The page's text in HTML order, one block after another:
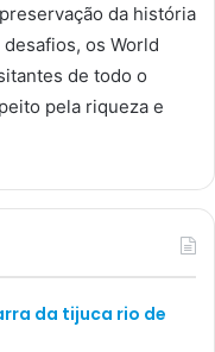
da história
os World
de todo o
pela riqueza e
da tijuca rio de